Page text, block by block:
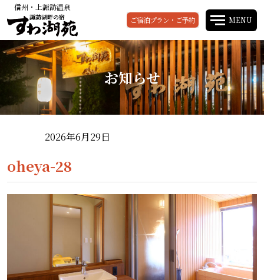
信州・上諏訪温泉
諏訪湖畔の宿 ご宿泊プラン・ご予約 MENU
お知らせ
2026年6月29日
oheya-28